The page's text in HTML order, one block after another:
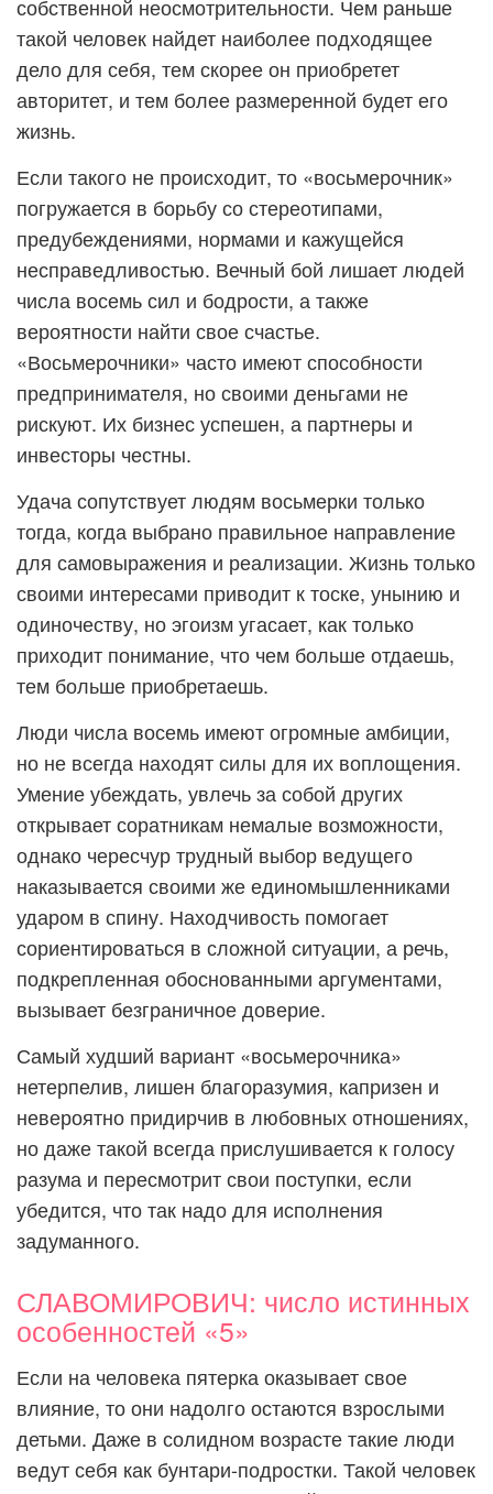
собственной неосмотрительности. Чем раньше
такой человек найдет наиболее подходящее
дело для себя, тем скорее он приобретет
авторитет, и тем более размеренной будет его
жизнь.
Если такого не происходит, то «восьмерочник»
погружается в борьбу со стереотипами,
предубеждениями, нормами и кажущейся
несправедливостью. Вечный бой лишает людей
числа восемь сил и бодрости, а также
вероятности найти свое счастье.
«Восьмерочники» часто имеют способности
предпринимателя, но своими деньгами не
рискуют. Их бизнес успешен, а партнеры и
инвесторы честны.
Удача сопутствует людям восьмерки только
тогда, когда выбрано правильное направление
для самовыражения и реализации. Жизнь только
своими интересами приводит к тоске, унынию и
одиночеству, но эгоизм угасает, как только
приходит понимание, что чем больше отдаешь,
тем больше приобретаешь.
Люди числа восемь имеют огромные амбиции,
но не всегда находят силы для их воплощения.
Умение убеждать, увлечь за собой других
открывает соратникам немалые возможности,
однако чересчур трудный выбор ведущего
наказывается своими же единомышленниками
ударом в спину. Находчивость помогает
сориентироваться в сложной ситуации, а речь,
подкрепленная обоснованными аргументами,
вызывает безграничное доверие.
Самый худший вариант «восьмерочника»
нетерпелив, лишен благоразумия, капризен и
невероятно придирчив в любовных отношениях,
но даже такой всегда прислушивается к голосу
разума и пересмотрит свои поступки, если
убедится, что так надо для исполнения
задуманного.
СЛАВОМИРОВИЧ: число истинных
особенностей «5»
Если на человека пятерка оказывает свое
влияние, то они надолго остаются взрослыми
детьми. Даже в солидном возрасте такие люди
ведут себя как бунтари-подростки. Такой человек